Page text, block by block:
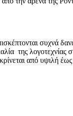
συχνά
της
από υψιλή